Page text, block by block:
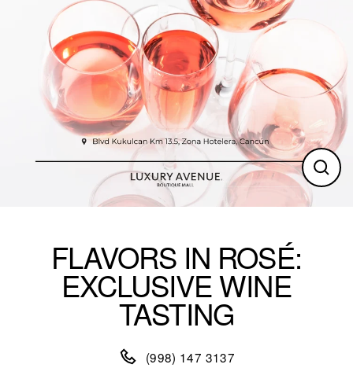
FLAVORS IN ROSÉ:
EXCLUSIVE WINE
TASTING
(998) 147 3137